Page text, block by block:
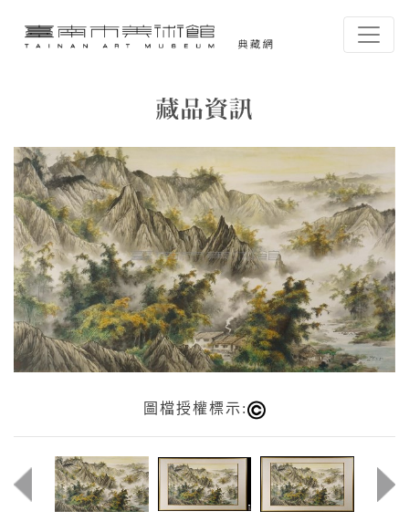
臺南市美術館-典藏網
網頁導覽
:::
圖檔授權標示: